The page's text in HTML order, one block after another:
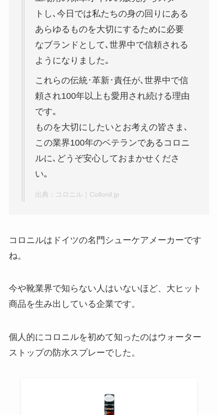
トし､今日では私たちの身の回りにある
あらゆるものを大切にするために必要
なブランドとして､世界中で信頼される
ようになりました｡
これらの伝統･革新･責任が､世界中で信
頼され100年以上も愛用され続ける理由
です｡
ものを大切にしたいとお考えの皆さま､
この業界100年のベテランであるコロニ
ルに､どうぞ安心しておまかせくださ
い｡
出典： コロニル｜Collonil.jp
コロニルはドイツの名門シューケアメーカーです
ね。
今や靴業界で知らない人はいないほど、大ヒット
商品を生み出している企業です。
個人的にコロニルを初めて知ったのはウォーター
ストップの防水スプレーでした。